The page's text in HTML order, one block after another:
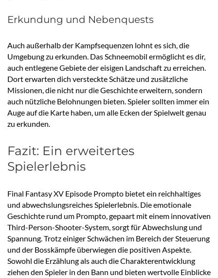
Erkundung und Nebenquests
Auch außerhalb der Kampfsequenzen lohnt es sich, die
Umgebung zu erkunden. Das Schneemobil ermöglicht es dir,
auch entlegene Gebiete der eisigen Landschaft zu erreichen.
Dort erwarten dich versteckte Schätze und zusätzliche
Missionen, die nicht nur die Geschichte erweitern, sondern
auch nützliche Belohnungen bieten. Spieler sollten immer ein
Auge auf die Karte haben, um alle Ecken der Spielwelt genau
zu erkunden.
Fazit: Ein erweitertes
Spielerlebnis
Final Fantasy XV Episode Prompto bietet ein reichhaltiges
und abwechslungsreiches Spielerlebnis. Die emotionale
Geschichte rund um Prompto, gepaart mit einem innovativen
Third-Person-Shooter-System, sorgt für Abwechslung und
Spannung. Trotz einiger Schwächen im Bereich der Steuerung
und der Bosskämpfe überwiegen die positiven Aspekte.
Sowohl die Erzählung als auch die Charakterentwicklung
ziehen den Spieler in den Bann und bieten wertvolle Einblicke